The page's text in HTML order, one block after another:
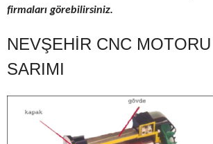
firmaları görebilirsiniz.
NEVŞEHIR CNC
SARIMI